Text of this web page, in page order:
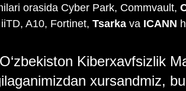
orasida Cyber Park, Commvault,
A10, Fortinet, Tsarka va ICANN
Kiberxavfsizlik
xursandmiz,